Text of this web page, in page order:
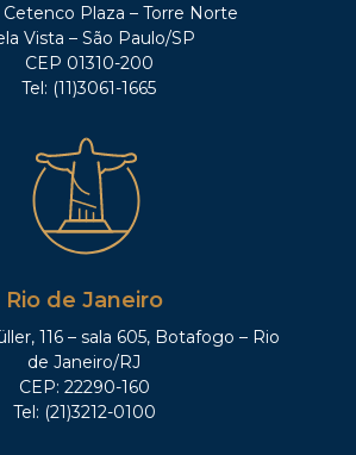
Cetenco Plaza – Torre Norte
Vista – São Paulo/SP
CEP 01310-200
Tel: (11)3061-1665
Rio de Janeiro
116 – sala 605, Botafogo – Rio
de Janeiro/RJ
CEP: 22290-160
Tel: (21)3212-0100